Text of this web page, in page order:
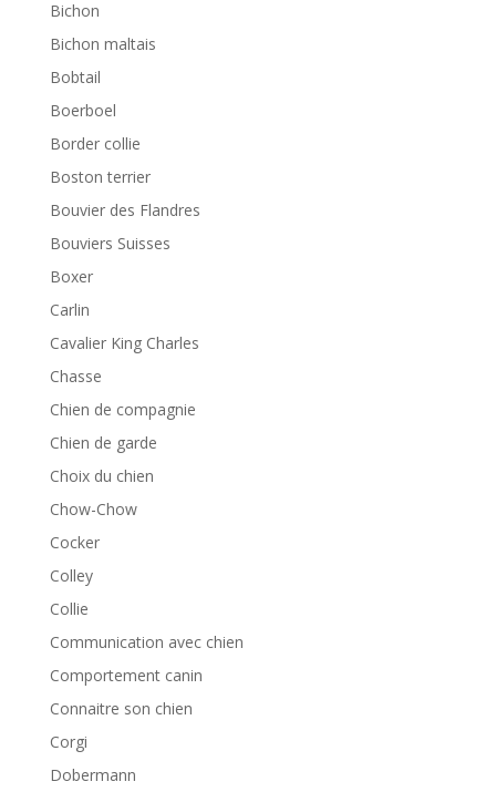
Bichon
Bichon maltais
Bobtail
Boerboel
Border collie
Boston terrier
Bouvier des Flandres
Bouviers Suisses
Boxer
Carlin
Cavalier King Charles
Chasse
Chien de compagnie
Chien de garde
Choix du chien
Chow-Chow
Cocker
Colley
Collie
Communication avec chien
Comportement canin
Connaitre son chien
Corgi
Dobermann